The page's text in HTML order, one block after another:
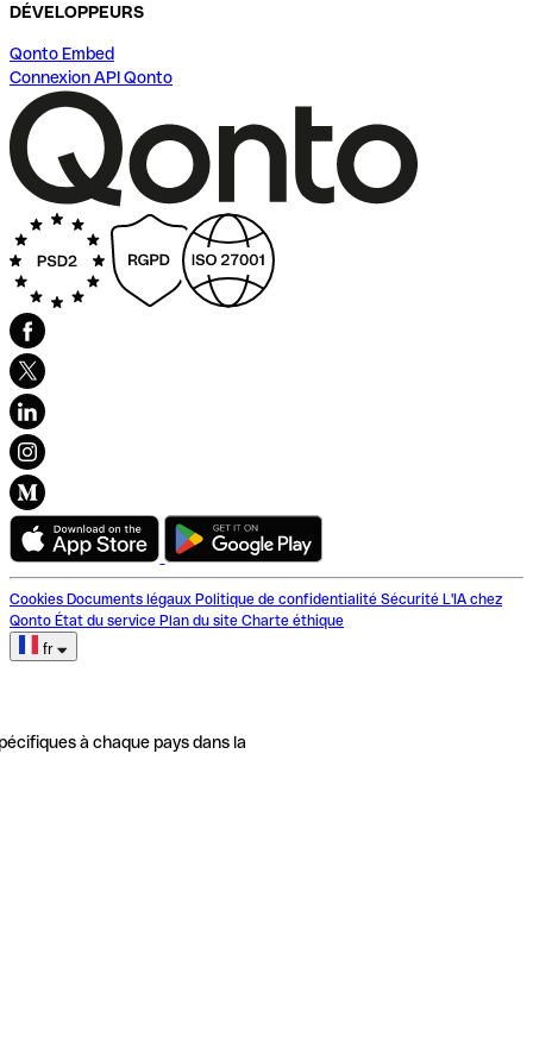
DÉVELOPPEURS
Qonto Embed
Connexion API Qonto
Cookies Documents légaux Politique de confidentialité Sécurité L'IA chez
Qonto État du service Plan du site Charte éthique
fr
à chaque pays dans la